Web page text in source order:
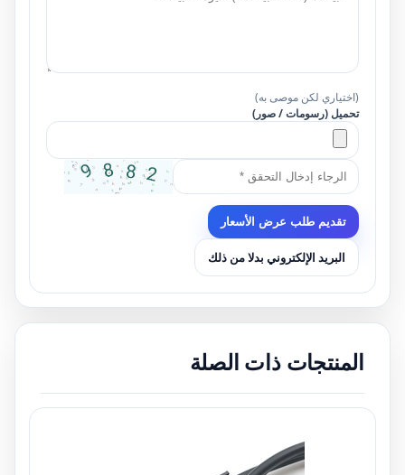
(اختياري لكن موصى به)
تحميل (رسومات / صور)
تقديم طلب عرض الأسعار
البريد الإلكتروني بدلا من ذلك
المنتجات ذات الصلة